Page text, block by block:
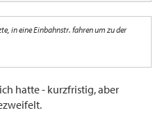
in eine Einbahnstr. fahren um zu der
hatte - kurzfristig, aber